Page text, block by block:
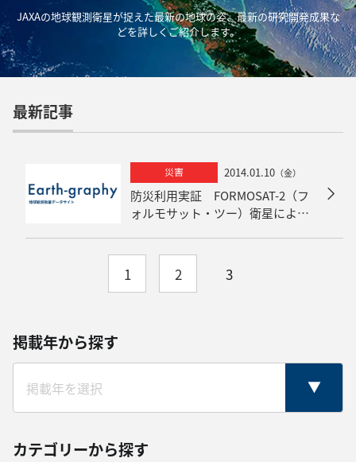
JAXAの地球観測衛星が捉えた最新の地球の姿、最新の研究開発成果な
どを詳しくご紹介します。
最新記事
災害 2014.01.10 （金）
防災利用実証 FORMOSAT-2（フ
ォルモサット・ツー）衛星による
1 2 3
掲載年から探す
カテゴリーから探す